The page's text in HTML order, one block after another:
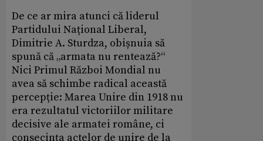
De ce ar mira atunci că liderul
Partidului Național Liberal,
Dimitrie A. Sturdza, obișnuia să
spună că „armata nu rentează?“
Nici Primul Război Mondial nu
avea să schimbe radical această
percepție: Marea Unire din 1918 nu
era rezultatul victoriilor militare
decisive ale armatei române, ci
consecința actelor de unire de la